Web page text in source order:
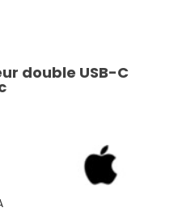
double USB-C